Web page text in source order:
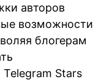
авторов
возможности
блогерам
Telegram Stars